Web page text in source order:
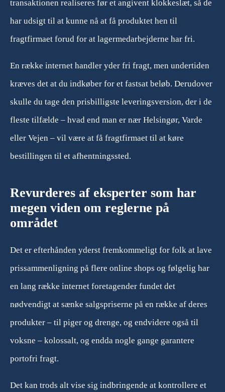
transaktionen realiseres før et angivent klokkeslæt, så de
har udsigt til at kunne nå at få produktet hen til
fragtfirmaet forud for at lagermedarbejderne har fri.
En række internet handler yder fri fragt, men undertiden
kræves det at du indkøber for et fastsat beløb. Derudover
skulle du tage den prisbilligste leveringsversion, der i de
fleste tilfælde – hvad end man er nær Helsingør, Varde
eller Vejen – vil være at få fragtfirmaet til at køre
bestillingen til et afhentningssted.
Revurderes af eksperter som har
megen viden om reglerne på
området
Det er efterhånden yderst fremkommeligt for folk at lave
prissammenligning på flere online shops og følgelig har
en lang række internet foretagender fundet det
nødvendigt at sænke salgspriserne på en række af deres
produkter – til piger og drenge, og endvidere også til
voksne – kolossalt, og endda nogle gange garantere
portofri fragt.
Det kan trods alt vise sig indbringende at kontrollere et